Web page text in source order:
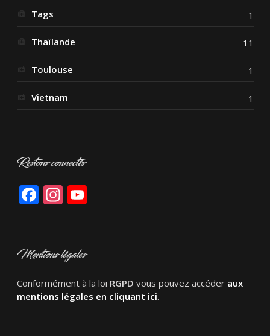
Tags 1
Thaïlande 11
Toulouse 1
Vietnam 1
Restons connectés
Facebook
Instagram
YouTube
Mentions légales
Conformément à la loi RGPD vous pouvez accéder aux
mentions légales en cliquant ici.